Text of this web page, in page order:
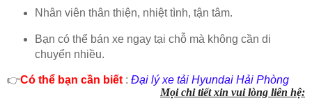
Nhân viên thân thiện, nhiệt tình, tận tâm.
Bạn có thể bán xe ngay tại chỗ mà không cần di
chuyển nhiều.
👉Có thể bạn cần biết : Đại lý xe tải Hyundai Hải Phòng
Mọi chi tiết xin vui lòng liên hệ: